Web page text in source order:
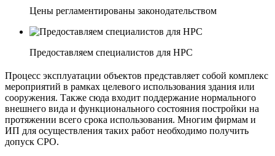
Цены регламентированы законодательством
Предоставляем специалистов для НРС
Процесс эксплуатации объектов представляет собой комплекс
мероприятий в рамках целевого использования здания или
сооружения. Также сюда входит поддержание нормального
внешнего вида и функционального состояния постройки на
протяжении всего срока использования. Многим фирмам и
ИП для осуществления таких работ необходимо получить
допуск СРО.